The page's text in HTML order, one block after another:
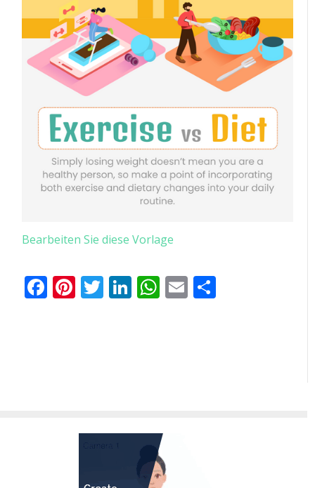
Bearbeiten Sie diese Vorlage
Facebook
Pinterest
Twitter
LinkedIn
WhatsApp
Email